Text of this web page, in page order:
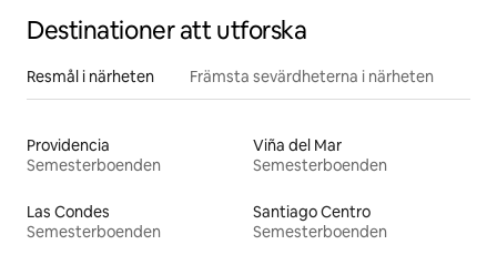
Destinationer att utforska
Resmål i närheten Främsta sevärdheterna i närheten
Providencia
Semesterboenden
Viña del Mar
Semesterboenden
Las Condes
Semesterboenden
Santiago Centro
Semesterboenden